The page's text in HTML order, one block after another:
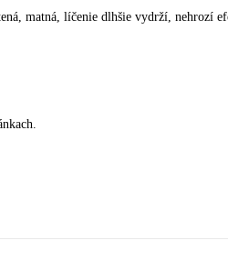
matná, líčenie dlhšie vydrží, nehrozí